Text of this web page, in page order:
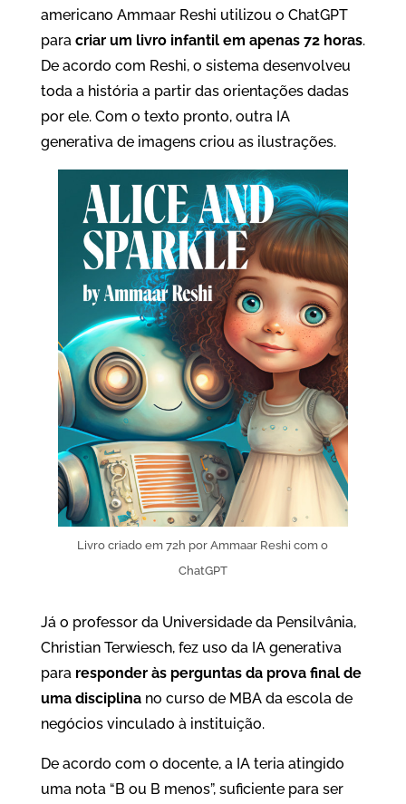
americano Ammaar Reshi utilizou o ChatGPT
para criar um livro infantil em apenas 72 horas.
De acordo com Reshi, o sistema desenvolveu
toda a história a partir das orientações dadas
por ele. Com o texto pronto, outra IA
generativa de imagens criou as ilustrações.
Livro criado em 72h por Ammaar Reshi com o
ChatGPT
Já o professor da Universidade da Pensilvânia,
Christian Terwiesch, fez uso da IA generativa
para responder às perguntas da prova final de
uma disciplinano curso de MBA da escola de
negócios vinculado à instituição.
De acordo com o docente, a IA teria atingido
uma nota “B ou B menos”, suficiente para ser